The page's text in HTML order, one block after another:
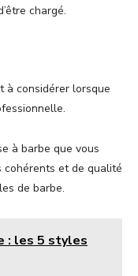
chargé.
à considérer lorsque
à barbe que vous
et de qualité
de barbe.
: les 5 styles